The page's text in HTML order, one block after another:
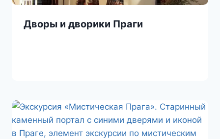
Дворы и дворики Праги